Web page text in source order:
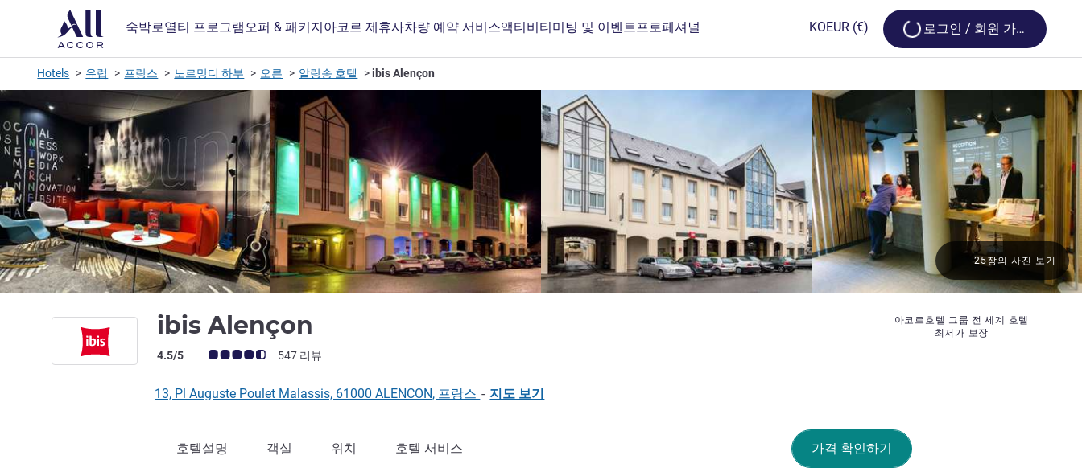
숙박로열티 프로그램 오퍼 & 패키지아코르 제휴사차량 예약 서비스액티비티미팅 및 이벤트 프로페셔널 KOEUR (€) Loading...
로그인 / 회원 가입
Hotels 유럽 프랑스 노르망디 하부 오른 알랑송 호텔 ibis Alençon
ibis Alençon
고객 평점 (ALL 평가)
4.5/5 547 리뷰
아코르호텔 그룹 전 세계 호텔
최저가 보장
25장의 사진 보기
13, Pl Auguste Poulet Malassis, 61000 ALENCON, 프랑스 - 지도 보기
가격 확인하기
호텔설명 객실 위치 호텔 서비스